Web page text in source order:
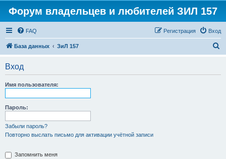
Форум владельцев и любителей ЗИЛ 157
FAQ Вход
Регистрация
База данных ЗиЛ 157
Вход
Имя пользователя:
Пароль:
Забыли пароль?
Повторно выслать письмо для активации учётной записи
Запомнить меня